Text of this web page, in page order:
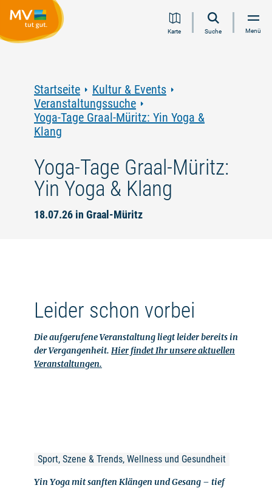
Inhalt
Navigation
Volltextsuche
FooterKarte Suche Menü
Startseite
Kultur & Events
Veranstaltungssuche
Yoga-Tage Graal-Müritz: Yin Yoga &
Klang
Yoga-Tage Graal-Müritz:
Yin Yoga & Klang
18.07.26 in Graal-Müritz
Leider schon vorbei
Die aufgerufene Veranstaltung liegt leider bereits in
der Vergangenheit. Hier findet Ihr unsere aktuellen
Veranstaltungen.
Sport, Szene & Trends, Wellness und Gesundheit
Yin Yoga mit sanften Klängen und Gesang – tief